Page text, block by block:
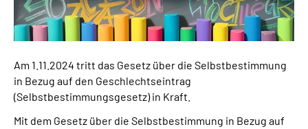
Am 1.11.2024 tritt das Gesetz über die Selbstbestimmung
in Bezug auf den Geschlechtseintrag
(Selbstbestimmungsgesetz) in Kraft.
Mit dem Gesetz über die Selbstbestimmung in Bezug auf